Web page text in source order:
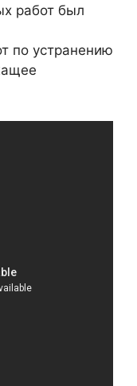
работ был
по устранению